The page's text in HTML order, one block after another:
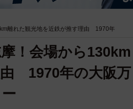
離れた観光地を近鉄が推す理由 1970年
！会場から130km
1970年の大阪万